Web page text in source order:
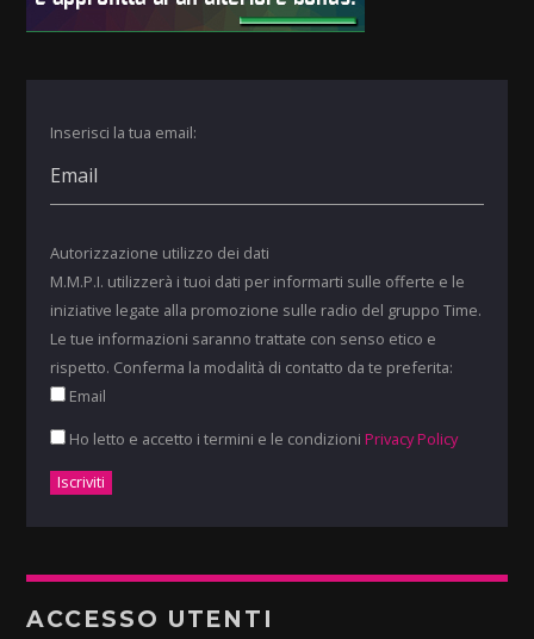
Inserisci la tua email:
Autorizzazione utilizzo dei dati
M.M.P.I. utilizzerà i tuoi dati per informarti sulle offerte e le
iniziative legate alla promozione sulle radio del gruppo Time.
Le tue informazioni saranno trattate con senso etico e
rispetto. Conferma la modalità di contatto da te preferita:
Email
Ho letto e accetto i termini e le condizioni Privacy Policy
ACCESSO UTENTI